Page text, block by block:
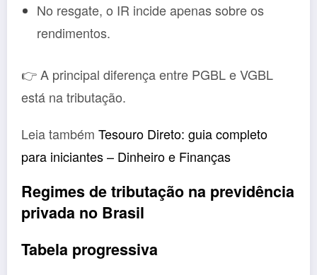
No resgate, o IR incide apenas sobre os
rendimentos.
👉 A principal diferença entre PGBL e VGBL
está na tributação.
Leia também Tesouro Direto: guia completo
para iniciantes – Dinheiro e Finanças
Regimes de tributação na previdência
privada no Brasil
Tabela progressiva